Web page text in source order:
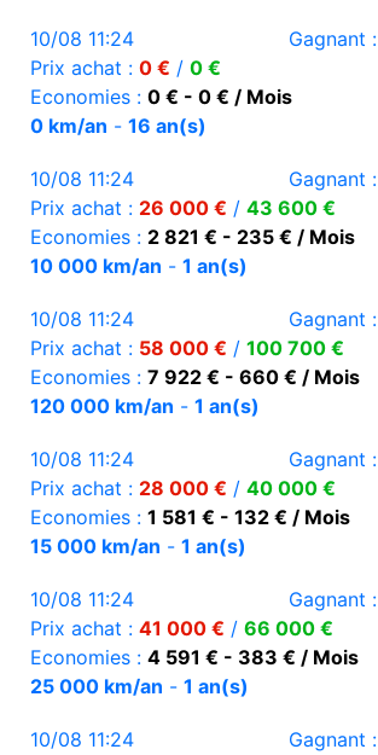
10/08 11:24 Gagnant :
Prix achat : 0 € / 0 €
Economies : 0 € - 0 € / Mois
0 km/an - 16 an(s)
10/08 11:24 Gagnant :
Prix achat : 26 000 € / 43 600 €
Economies : 2 821 € - 235 € / Mois
10 000 km/an - 1 an(s)
10/08 11:24 Gagnant :
Prix achat : 58 000 € / 100 700 €
Economies : 7 922 € - 660 € / Mois
120 000 km/an - 1 an(s)
10/08 11:24 Gagnant :
Prix achat : 28 000 € / 40 000 €
Economies : 1 581 € - 132 € / Mois
15 000 km/an - 1 an(s)
10/08 11:24 Gagnant :
Prix achat : 41 000 € / 66 000 €
Economies : 4 591 € - 383 € / Mois
25 000 km/an - 1 an(s)
10/08 11:24 Gagnant :